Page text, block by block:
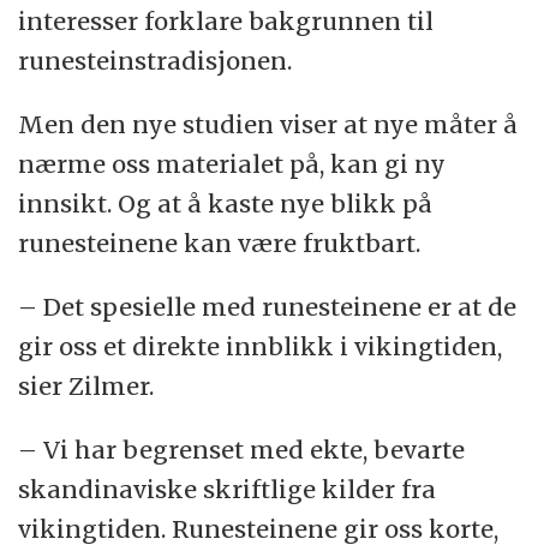
interesser forklare bakgrunnen til
runesteinstradisjonen.
Men den nye studien viser at nye måter å
nærme oss materialet på, kan gi ny
innsikt. Og at å kaste nye blikk på
runesteinene kan være fruktbart.
– Det spesielle med runesteinene er at de
gir oss et direkte innblikk i vikingtiden,
sier Zilmer.
– Vi har begrenset med ekte, bevarte
skandinaviske skriftlige kilder fra
vikingtiden. Runesteinene gir oss korte,